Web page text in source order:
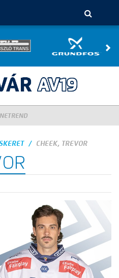
CHEEK, TREVOR